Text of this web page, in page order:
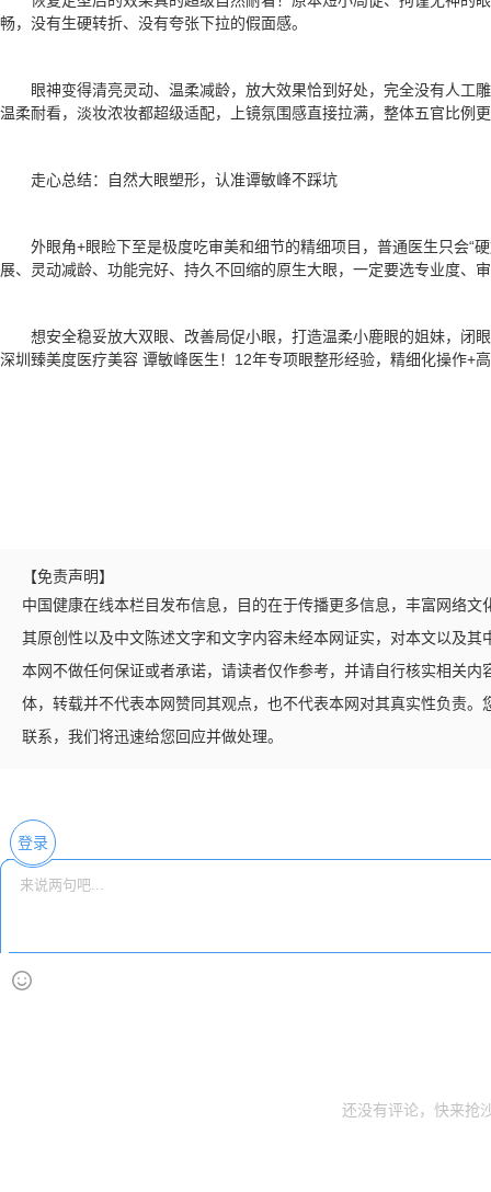
畅，没有生硬转折、没有夸张下拉的假面感。
眼神变得清亮灵动、温柔减龄，放大效果恰到好处，完全没有人工
温柔耐看，淡妆浓妆都超级适配，上镜氛围感直接拉满，整体五官比例
走心总结：自然大眼塑形，认准谭敏峰不踩坑
外眼角+眼睑下至是极度吃审美和细节的精细项目，普通医生只会“
展、灵动减龄、功能完好、持久不回缩的原生大眼，一定要选专业度、
想安全稳妥放大双眼、改善局促小眼，打造温柔小鹿眼的姐妹，闭
深圳臻美度医疗美容 谭敏峰医生！12年专项眼整形经验，精细化操作+
【免责声明】
中国健康在线本栏目发布信息，目的在于传播更多信息，丰富网络
其原创性以及中文陈述文字和文字内容未经本网证实，对本文以及
本网不做任何保证或者承诺，请读者仅作参考，并请自行核实相关
体，转载并不代表本网赞同其观点，也不代表本网对其真实性负责
联系，我们将迅速给您回应并做处理。
登录
还没有评论，快来抢